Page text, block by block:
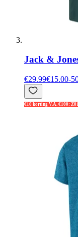
Jack &
€29.99€15.00-
€10 korting V.A. €100: